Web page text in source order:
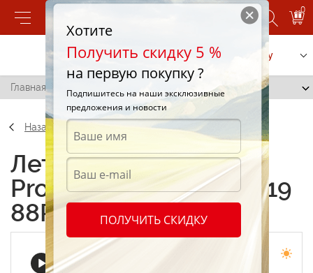
0
Позвонить Заказать услугу
Главная / Toyo Proxes R888 305/30 R19 88R
Назад
Летние шины Toyo
Proxes R888 305/30 R19
88R
Хотите
Получить скидку 5 %
на первую покупку ?
Подпишитесь на наши эксклюзивные
предложения и новости
ПОЛУЧИТЬ СКИДКУ